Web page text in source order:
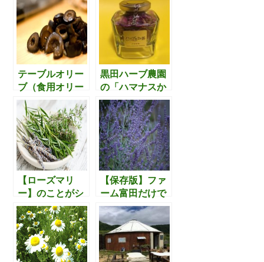
くなるオルベー
ジュ（宿泊でき
るレストラン）
８選
年表。これをお
さえておくこと
で今後様々な気
づきを得られそ
うです。
テーブルオリー
ブ（食用オリー
ブ）を販売して
いる会社が5年
で約10倍伸びて
いる理由とは
黒田ハーブ農園
の「ハマナスか
らつくった国産
ローズヒップテ
ィー」を飲んで
みました
【ローズマリ
ー】のことがシ
ンプル、且つ、
広範囲に網羅さ
れている記事。
活用の幅を広げ
たいときに役立
【保存版】ファ
ーム富田だけで
なない、富良野
（かみふ・なか
ふ・ふらの・な
んぷ）のラベン
ダー畑16のスポ